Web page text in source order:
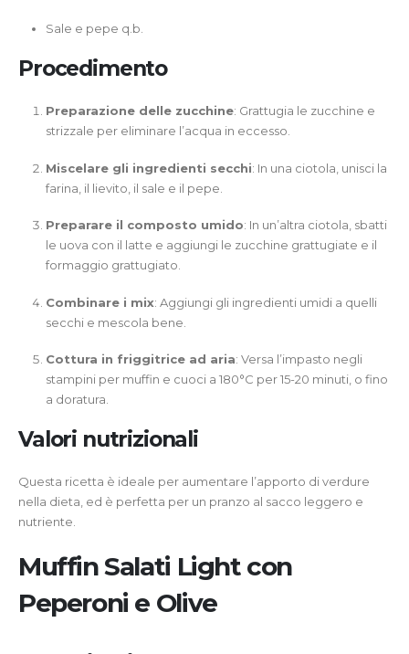
Sale e pepe q.b.
Procedimento
Preparazione delle zucchine: Grattugia le zucchine e
strizzale per eliminare l’acqua in eccesso.
Miscelare gli ingredienti secchi: In una ciotola, unisci la
farina, il lievito, il sale e il pepe.
Preparare il composto umido: In un’altra ciotola, sbatti
le uova con il latte e aggiungi le zucchine grattugiate e il
formaggio grattugiato.
Combinare i mix: Aggiungi gli ingredienti umidi a quelli
secchi e mescola bene.
Cottura in friggitrice ad aria: Versa l’impasto negli
stampini per muffin e cuoci a 180°C per 15-20 minuti, o fino
a doratura.
Valori nutrizionali
Questa ricetta è ideale per aumentare l’apporto di verdure
nella dieta, ed è perfetta per un pranzo al sacco leggero e
nutriente.
Muffin Salati Light con
Peperoni e Olive